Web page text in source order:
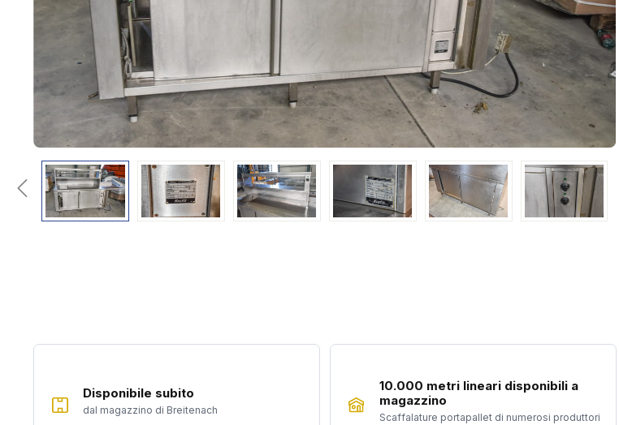
Disponibile subito
dal magazzino di Breitenach
10.000 metri lineari disponibili a
magazzino
Scaffalature portapallet di numerosi produttori